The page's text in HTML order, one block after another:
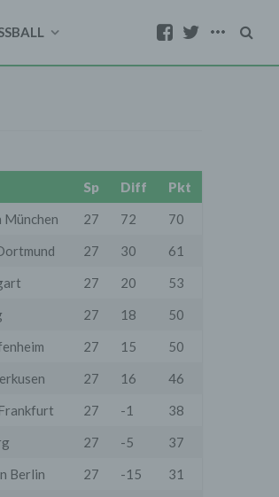
Sp Diff
Pkt
München 27 72
70
27 30
61
27 20
53
27 18
50
27 15
50
27 16
46
27 -1
38
27 -5
37
Berlin 27 -15
31